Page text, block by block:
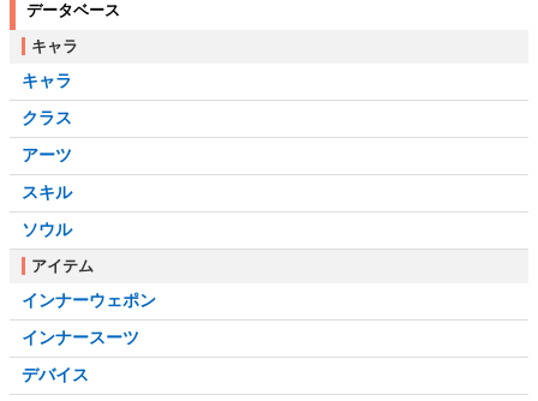
データベース
キャラ
キャラ
クラス
アーツ
スキル
ソウル
アイテム
インナーウェポン
インナースーツ
デバイス